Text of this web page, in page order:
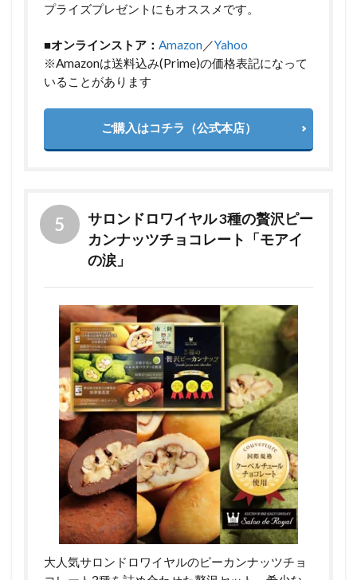
プライズプレゼントにもオススメです。
■オンラインストア： Amazon／Yahoo
※Amazonは送料込み(Prime)の価格表記になって
いることがあります
ご購入はコチラ（公式本店）
サロンドロワイヤル 3種の贅沢ピー
カンナッツチョコレート「モアイ
の涙」
大人気サロンドロワイヤルのピーカンナッツチョ